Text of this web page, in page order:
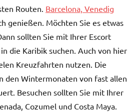
Routen. Barcelona, Venedig
genießen. Möchten Sie es etwas
sollten Sie mit Ihrer Escort
die Karibik suchen. Auch von hier
Kreuzfahrten nutzen. Die
den Wintermonaten von fast allen
Besuchen sollten Sie mit Ihrer
Cozumel und Costa Maya.